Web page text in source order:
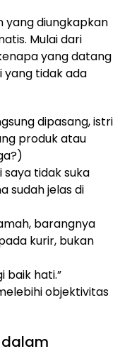
yang diungkapkan
Mulai dari
yang datang
yang tidak ada
dipasang, istri
produk atau
saya tidak suka
sudah jelas di
barangnya
kurir, bukan
baik hati.”
objektivitas